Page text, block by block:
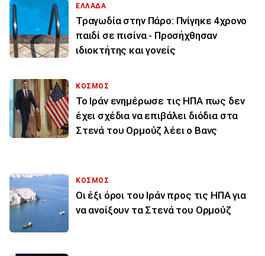
ΕΛΛΑΔΑ
Τραγωδία στην Πάρο: Πνίγηκε 4χρονο
παιδί σε πισίνα - Προσήχθησαν
ιδιοκτήτης και γονείς
ΚΟΣΜΟΣ
To Ιράν ενημέρωσε τις ΗΠΑ πως δεν
έχει σχέδια να επιβάλει διόδια στα
Στενά του Ορμούζ λέει ο Βανς
ΚΟΣΜΟΣ
Οι έξι όροι του Ιράν προς τις ΗΠΑ για
να ανοίξουν τα Στενά του Ορμούζ